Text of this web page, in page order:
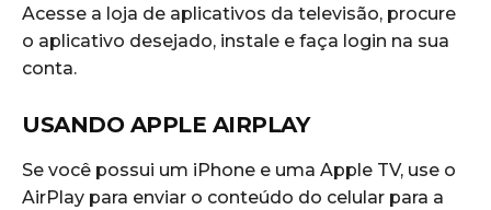
Acesse a loja de aplicativos da televisão, procure
o aplicativo desejado, instale e faça login na sua
conta.
USANDO APPLE AIRPLAY
Se você possui um iPhone e uma Apple TV, use o
AirPlay para enviar o conteúdo do celular para a